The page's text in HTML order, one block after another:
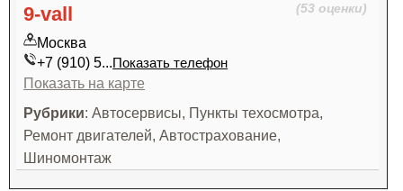
(53 оценки)
9-vall
Москва
+7 (910) 5...Показать телефон
Показать на карте
Рубрики: Автосервисы, Пункты техосмотра,
Ремонт двигателей, Автострахование,
Шиномонтаж